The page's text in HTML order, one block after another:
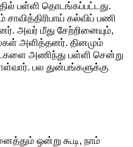
பள்ளி தொடங்கப்பட்டது.
கல்விப் பணி
அவர் மீது சேற்றினையும்,
அளித்தனர். தினமும்
அணிந்து பள்ளி சென்று
பல துன்பங்களுக்கு
ஒன்று கூடி, நாம்